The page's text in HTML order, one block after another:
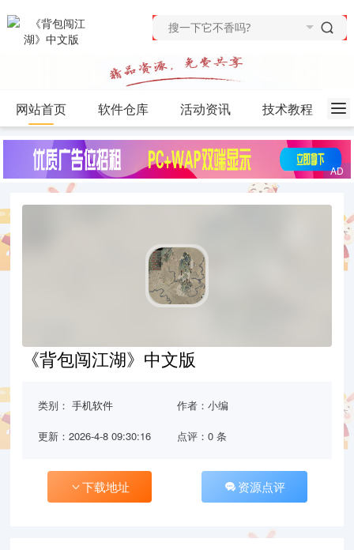
网站首页 软件仓库 活动资讯 技术教程
《背包闯江湖》中文版
类别：手机软件 作者：小编
更新：2026-4-8 09:30:16 点评：0 条
下载地址 资源点评